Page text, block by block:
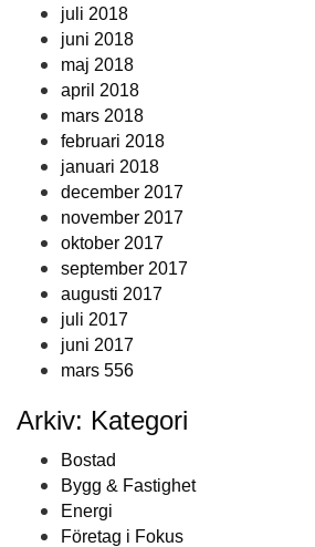
juli 2018
juni 2018
maj 2018
april 2018
mars 2018
februari 2018
januari 2018
december 2017
november 2017
oktober 2017
september 2017
augusti 2017
juli 2017
juni 2017
mars 556
Arkiv: Kategori
Bostad
Bygg & Fastighet
Energi
Företag i Fokus